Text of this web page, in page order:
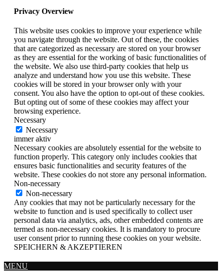
Privacy Overview
This website uses cookies to improve your experience while
you navigate through the website. Out of these, the cookies
that are categorized as necessary are stored on your browser
as they are essential for the working of basic functionalities of
the website. We also use third-party cookies that help us
analyze and understand how you use this website. These
cookies will be stored in your browser only with your
consent. You also have the option to opt-out of these cookies.
But opting out of some of these cookies may affect your
browsing experience.
Necessary
Necessary
immer aktiv
Necessary cookies are absolutely essential for the website to
function properly. This category only includes cookies that
ensures basic functionalities and security features of the
website. These cookies do not store any personal information.
Non-necessary
Non-necessary
Any cookies that may not be particularly necessary for the
website to function and is used specifically to collect user
personal data via analytics, ads, other embedded contents are
termed as non-necessary cookies. It is mandatory to procure
user consent prior to running these cookies on your website.
SPEICHERN & AKZEPTIEREN
MENU